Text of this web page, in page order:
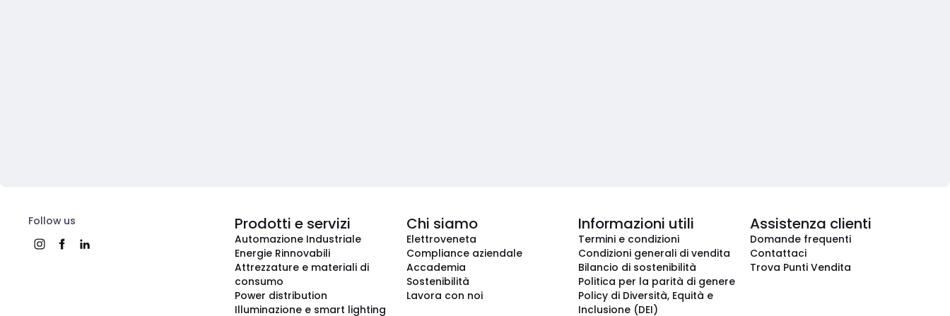
Follow us Prodotti e servizi
Automazione Industriale
Energie Rinnovabili
Attrezzature e materiali di
consumo
Power distribution
Illuminazione e smart lighting
Chi siamo
Elettroveneta
Compliance aziendale
Accademia
Sostenibilità
Lavora con noi
Informazioni utili
Termini e condizioni
Condizioni generali di vendita
Bilancio di sostenibilità
Politica per la parità di genere
Policy di Diversità, Equità e
Inclusione (DEI)
Assistenza clienti
Domande frequenti
Contattaci
Trova Punti Vendita